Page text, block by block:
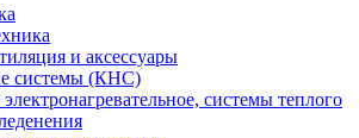
и аксессуары
системы (КНС)
системы теплого